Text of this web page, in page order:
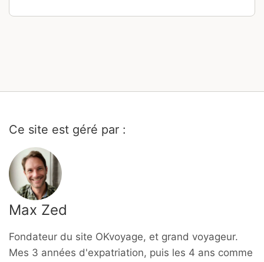
Ce site est géré par :
Max Zed
Fondateur du site OKvoyage, et grand voyageur.
Mes 3 années d'expatriation, puis les 4 ans comme